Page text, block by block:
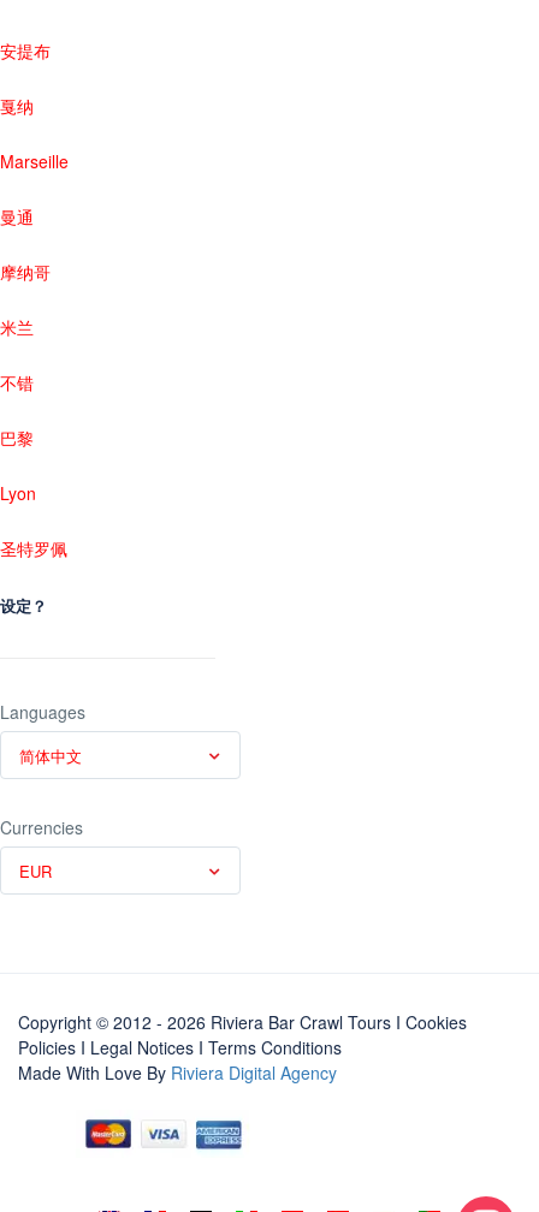
安提布
戛纳
Marseille
曼通
摩纳哥
米兰
不错
巴黎
Lyon
圣特罗佩
设定？
Languages
简体中文
Currencies
EUR
Copyright © 2012 - 2026 Riviera Bar Crawl Tours I Cookies
Policies I Legal Notices I Terms Conditions
Made With Love By Riviera Digital Agency